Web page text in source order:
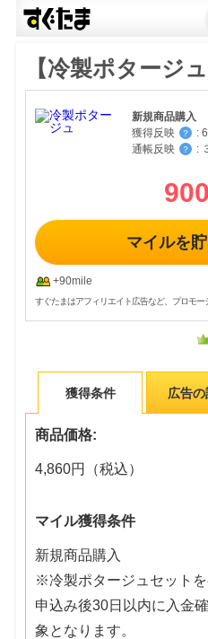
【冷製ポタージ
新規商品購入
獲得反映
？ :
通帳反映
？ :
900
マイルを
+90mile
すぐたまはアフィリエイト広告など、プロモ
獲得条件 広告
商品価格:
4,860円（税込）
マイル獲得条件
新規商品購入
※冷製ポタージュセット
申込み後30日以内に入金
象となります。